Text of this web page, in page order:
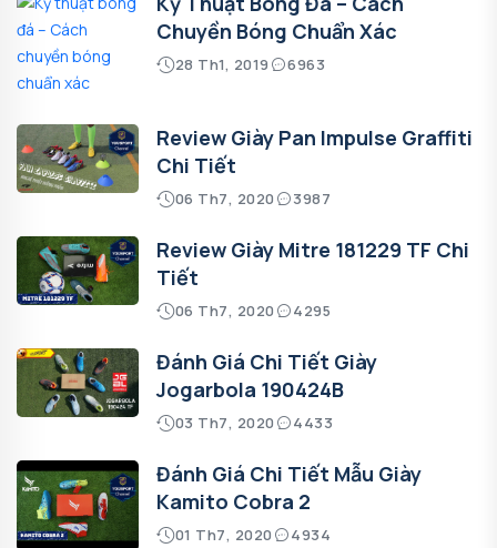
Chuyền Bóng Chuẩn Xác
28 Th1, 2019 6963
Review Giày Pan Impulse Graffiti
Chi Tiết
06 Th7, 2020 3987
Review Giày Mitre 181229 TF Chi
Tiết
06 Th7, 2020 4295
Đánh Giá Chi Tiết Giày
Jogarbola 190424B
03 Th7, 2020 4433
Đánh Giá Chi Tiết Mẫu Giày
Kamito Cobra 2
01 Th7, 2020 4934